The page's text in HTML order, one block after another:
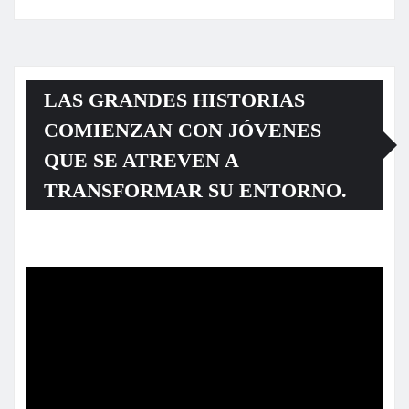
LAS GRANDES HISTORIAS
COMIENZAN CON JÓVENES
QUE SE ATREVEN A
TRANSFORMAR SU ENTORNO.